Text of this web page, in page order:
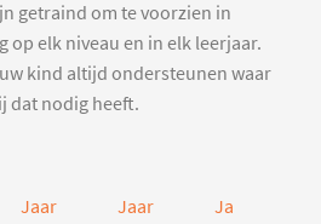
getraind om te voorzien in
op elk niveau en in elk leerjaar.
kind altijd ondersteunen waar
dat nodig heeft.
Jaar
Jaar
Jaar